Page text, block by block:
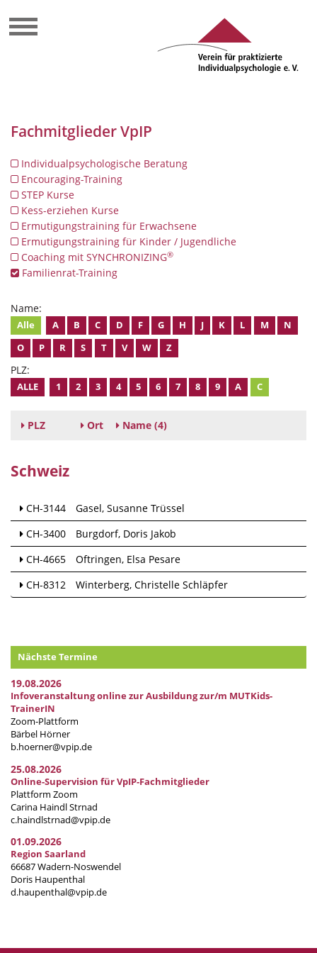
Fachmitglieder VpIP
Individualpsychologische Beratung
Encouraging-Training
STEP Kurse
Kess-erziehen Kurse
Ermutigungstraining für Erwachsene
Ermutigungstraining für Kinder / Jugendliche
Coaching mit SYNCHRONIZING®
Familienrat-Training
Name:
Alle A B C D F G H J K L M
N
O
P R S T V W Z
PLZ:
ALLE 1 2 3 4 5 6 7 8 9 A C
PLZ Ort Name (4)
Schweiz
CH-3144 Gasel Susanne Trüssel
CH-3400
Burgdorf Doris Jakob
CH-4665
Oftringen Elsa Pesare
CH-8312
Winterberg Christelle Schläpfer
Nächste Termine
19.08.2026
Infoveranstaltung online zur Ausbildung zur/m MUTKids-
TrainerIN
Zoom-Plattform
Bärbel Hörner
b.hoerner@vpip.de
25.08.2026
Online-Supervision für VpIP-Fachmitglieder
Plattform Zoom
Carina Haindl Strnad
c.haindlstrnad@vpip.de
01.09.2026
Region Saarland
66687 Wadern-Noswendel
Doris Haupenthal
d.haupenthal@vpip.de